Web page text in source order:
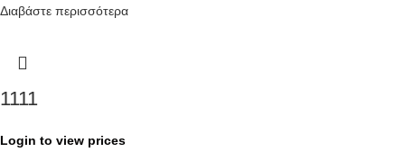
Διαβάστε περισσότερα
1111
Login to view prices